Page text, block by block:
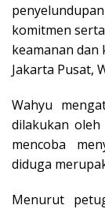
komitmen
keamanan dan
Jakarta Pusat,
Wahyu
dilakukan
mencoba
diduga
Menurut